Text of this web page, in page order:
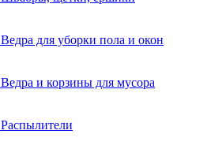
Ведра для уборки пола и окон
Ведра и корзины для мусора
Распылители